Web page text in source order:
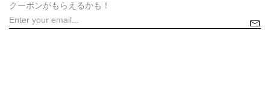
クーポンがもらえるかも！